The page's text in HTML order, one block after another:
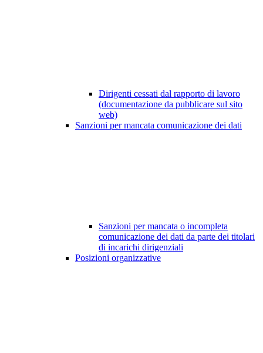
Dirigenti cessati dal rapporto di lavoro
(documentazione da pubblicare sul sito
web)
Sanzioni per mancata comunicazione dei dati
Sanzioni per mancata o incompleta
comunicazione dei dati da parte dei titolari
di incarichi dirigenziali
Posizioni organizzative